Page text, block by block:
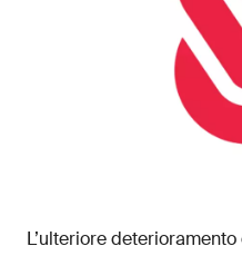
L’ulteriore